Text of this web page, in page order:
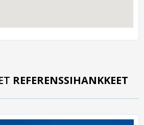
REFERENSSIHANKKEET